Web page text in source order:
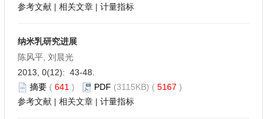
参考文献 | 相关文章 | 计量指标
纳米乳研究进展
陈风平, 刘晨光
2013, 0(12): 43-48.
摘要 ( 641 ) PDF (3115KB) ( 5167 )
参考文献 | 相关文章 | 计量指标